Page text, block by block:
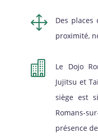
1
Des
proximité,

Le Dojo
Jujitsu et
siège est
Romans-
présence